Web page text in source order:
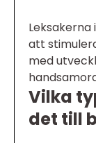
att
med
Vilka
det till